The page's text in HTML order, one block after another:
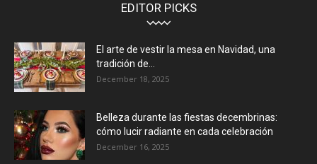
EDITOR PICKS
El arte de vestir la mesa en Navidad, una
tradición de...
December 18, 2025
Belleza durante las fiestas decembrinas:
cómo lucir radiante en cada celebración
December 16, 2025